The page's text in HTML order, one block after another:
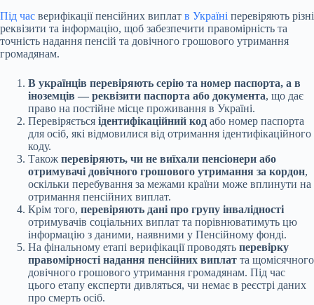
Під час верифікації пенсійних виплат в Україні перевіряють різні
реквізити та інформацію, щоб забезпечити правомірність та
точність надання пенсій та довічного грошового утримання
громадянам.
В українців перевіряють серію та номер паспорта, а в
іноземців — реквізити паспорта або документа, що дає
право на постійне місце проживання в Україні.
Перевіряється ідентифікаційний код або номер паспорта
для осіб, які відмовилися від отримання ідентифікаційного
коду.
Також перевіряють, чи не виїхали пенсіонери або
отримувачі довічного грошового утримання за кордон,
оскільки перебування за межами країни може вплинути на
отримання пенсійних виплат.
Крім того, перевіряють дані про групу інвалідності
отримувачів соціальних виплат та порівнюватимуть цю
інформацію з даними, наявними у Пенсійному фонді.
На фінальному етапі верифікації проводять перевірку
правомірності надання пенсійних виплат та щомісячного
довічного грошового утримання громадянам. Під час
цього етапу експерти дивляться, чи немає в реєстрі даних
про смерть осіб.